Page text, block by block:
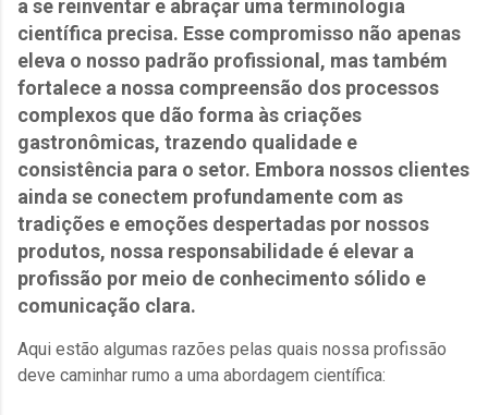
a se reinventar e abraçar uma terminologia
científica precisa. Esse compromisso não apenas
eleva o nosso padrão profissional, mas também
fortalece a nossa compreensão dos processos
complexos que dão forma às criações
gastronômicas, trazendo qualidade e
consistência para o setor. Embora nossos clientes
ainda se conectem profundamente com as
tradições e emoções despertadas por nossos
produtos, nossa responsabilidade é elevar a
profissão por meio de conhecimento sólido e
comunicação clara.
Aqui estão algumas razões pelas quais nossa profissão
deve caminhar rumo a uma abordagem científica: